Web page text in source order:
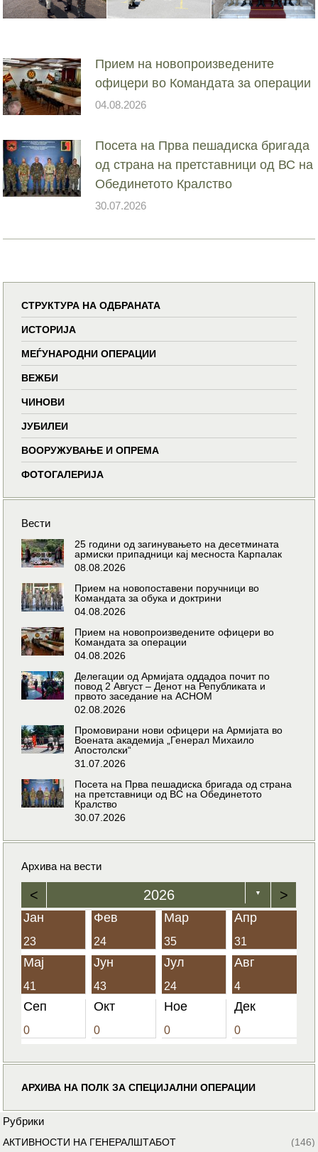
Прием на новопроизведените
офицери во Командата за операции
04.08.2026
Посета на Прва пешадиска бригада
од страна на претставници од ВС на
Обединетото Кралство
30.07.2026
СТРУКТУРА НА ОДБРАНАТА
ИСТОРИЈА
МЕЃУНАРОДНИ ОПЕРАЦИИ
ВЕЖБИ
ЧИНОВИ
ЈУБИЛЕИ
ВООРУЖУВАЊЕ И ОПРЕМА
ФОТОГАЛЕРИЈА
Вести
25 години од загинувањето на десетмината
армиски припадници кај месноста Карпалак
08.08.2026
Прием на новопоставени поручници во
Командата за обука и доктрини
04.08.2026
Прием на новопроизведените офицери во
Командата за операции
04.08.2026
Делегации од Армијата оддадоа почит по
повод 2 Август – Денот на Републиката и
првото заседание на АСНОМ
02.08.2026
Промовирани нови офицери на Армијата во
Воената академија „Генерал Михаило
Апостолски“
31.07.2026
Посета на Прва пешадиска бригада од страна
на претставници од ВС на Обединетото
Кралство
30.07.2026
Архива на вести
< 2026 ▼ >
Јан
23
Фев
24
Мар
35
Апр
31
Мај
41
Јун
43
Јул
24
Авг
4
Сеп
0
Окт
0
Ное
0
Дек
0
АРХИВА НА ПОЛК ЗА СПЕЦИЈАЛНИ ОПЕРАЦИИ
Рубрики
АКТИВНОСТИ НА ГЕНЕРАЛШТАБОТ
(146)